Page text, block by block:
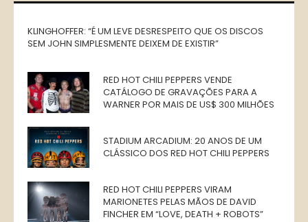
KLINGHOFFER: “É UM LEVE DESRESPEITO QUE OS DISCOS
SEM JOHN SIMPLESMENTE DEIXEM DE EXISTIR”
RED HOT CHILI PEPPERS VENDE
CATÁLOGO DE GRAVAÇÕES PARA A
WARNER POR MAIS DE US$ 300 MILHÕES
STADIUM ARCADIUM: 20 ANOS DE UM
CLÁSSICO DOS RED HOT CHILI PEPPERS
RED HOT CHILI PEPPERS VIRAM
MARIONETES PELAS MÃOS DE DAVID
FINCHER EM “LOVE, DEATH + ROBOTS”